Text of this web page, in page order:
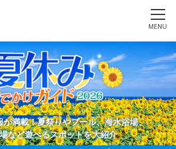
MENU
が満載！夏祭りやプール、海水浴場、
など遊べるスポットを大紹介